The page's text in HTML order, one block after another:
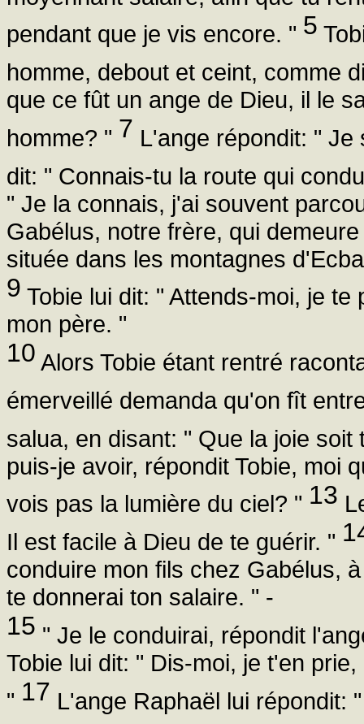
pendant que je vis encore. " 5
homme, debout et ceint, comme
que ce fût un ange de Dieu, il le
homme? " 7 L'ange répondit: " Je
dit: " Connais-tu la route qui
" Je la connais, j'ai souvent
Gabélus, notre frère, qui
située dans les montagnes
9 Tobie lui dit: " Attends-moi, je
mon père. "
10 Alors Tobie étant rentré
émerveillé demanda qu'on fît
salua, en disant: " Que la joie
puis-je avoir, répondit Tobie, moi
vois pas la lumière du ciel? " 13
Il est facile à Dieu de te guérir. "
conduire mon fils chez Gabélus,
te donnerai ton salaire. " -
15 " Je le conduirai, répondit
Tobie lui dit: " Dis-moi, je t'en
" 17 L'ange Raphaël lui répondit: